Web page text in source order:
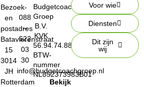
Bezoek-
en
postadres
Batavierenstraat
15
3014
JH
Rotterdam
088
–
622
03
30
info@budgetcoachgroep.nl
Budgetcoach
Groep
B.V.
KVK
56.94.74.88
BTW-
nummer
NL852373983B01
Bekijk
Voor wie
Diensten
Dit zijn
wij